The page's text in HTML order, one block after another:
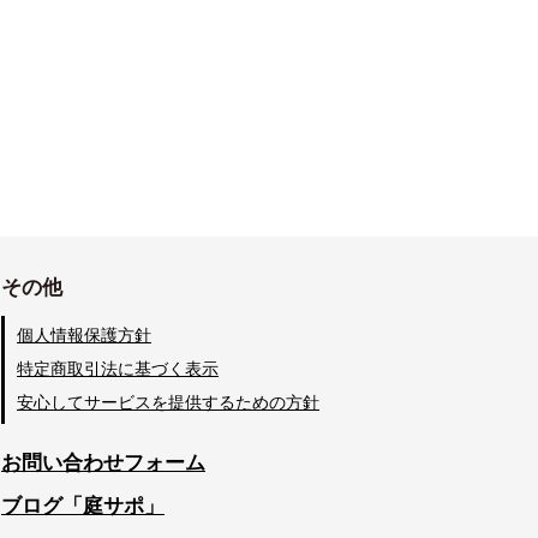
その他
個人情報保護方針
特定商取引法に基づく表示
安心してサービスを提供するための方針
お問い合わせフォーム
ブログ「庭サポ」